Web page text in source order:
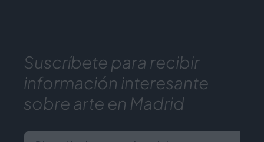
Suscríbete para recibir
información interesante
sobre arte en Madrid